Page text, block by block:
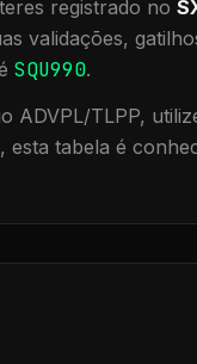
registrado no
validações,
SQU990.
ADVPL/TLPP,
esta tabela é